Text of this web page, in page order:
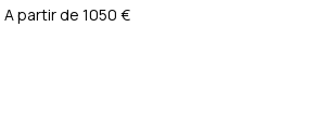
A partir de 1050 €